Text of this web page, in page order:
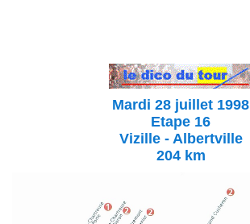
Mardi 28 juillet 1998
Etape 16
Vizille - Albertville
204 km